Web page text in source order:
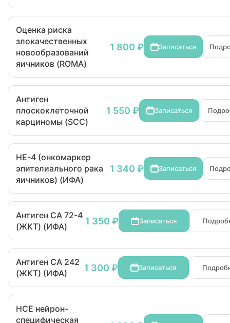
Оценка риска
злокачественных
новообразований
яичников (ROMA)
1 800 ₽ Записаться
Антиген
плоскоклеточной
карциномы (SCC)
1 550 ₽ Записаться
HE-4 (онкомаркер
эпителиального рака
яичников) (ИФА)
1 340 ₽ Записаться
Антиген CA 72-4
(ЖКТ) (ИФА)
1 350 ₽ Записаться
Антиген СА 242
(ЖКТ) (ИФА)
1 300 ₽ Записаться
НСЕ нейрон-
специфическая